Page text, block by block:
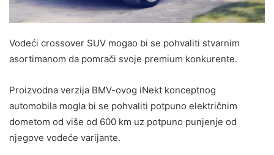
Vodeći crossover SUV mogao bi se pohvaliti stvarnim
asortimanom da pomrači svoje premium konkurente.
Proizvodna verzija BMV-ovog iNekt konceptnog
automobila mogla bi se pohvaliti potpuno električnim
dometom od više od 600 km uz potpuno punjenje od
njegove vodeće varijante.